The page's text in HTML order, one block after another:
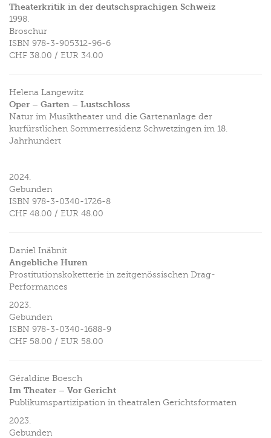
Theaterkritik in der deutschsprachigen Schweiz
1998.
Broschur
ISBN 978-3-905312-96-6
CHF 38.00 / EUR 34.00
Helena Langewitz
Oper – Garten – Lustschloss
Natur im Musiktheater und die Gartenanlage der
kurfürstlichen Sommerresidenz Schwetzingen im 18.
Jahrhundert
2024.
Gebunden
ISBN 978-3-0340-1726-8
CHF 48.00 / EUR 48.00
Daniel Inäbnit
Angebliche Huren
Prostitutionskoketterie in zeitgenössischen Drag-
Performances
2023.
Gebunden
ISBN 978-3-0340-1688-9
CHF 58.00 / EUR 58.00
Géraldine Boesch
Im Theater – Vor Gericht
Publikumspartizipation in theatralen Gerichtsformaten
2023.
Gebunden